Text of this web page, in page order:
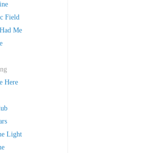
Field
Me
Here
Light